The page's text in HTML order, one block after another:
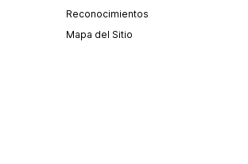
Reconocimientos
Mapa del Sitio